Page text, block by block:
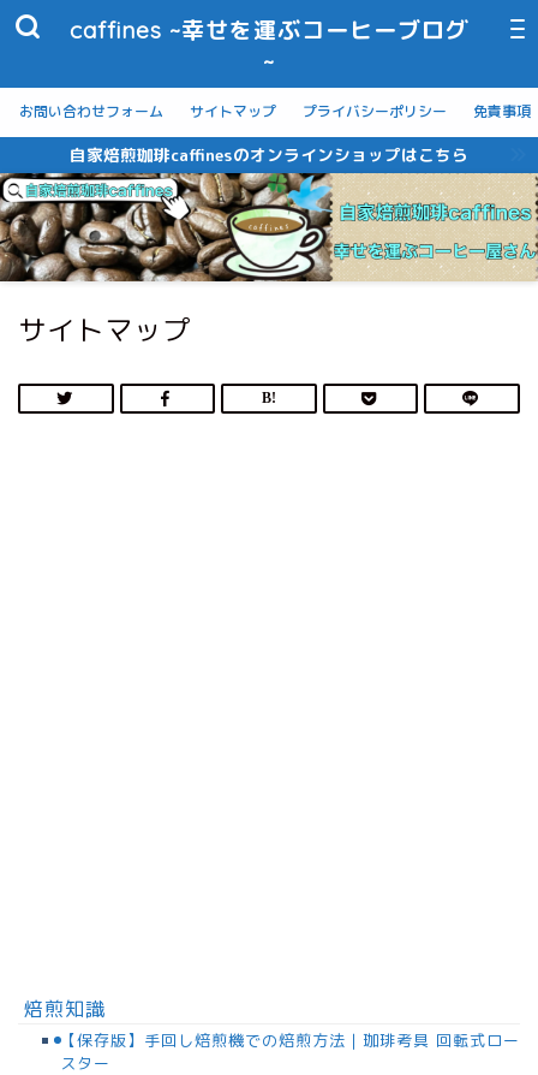
caffines ~幸せを運ぶコーヒーブログ
~
お問い合わせフォーム サイトマップ プライバシーポリシー 免責事項
自家焙煎珈琲caffinesのオンラインショップはこちら
サイトマップ
焙煎知識
【保存版】手回し焙煎機での焙煎方法｜珈琲考具 回転式ロー
スター